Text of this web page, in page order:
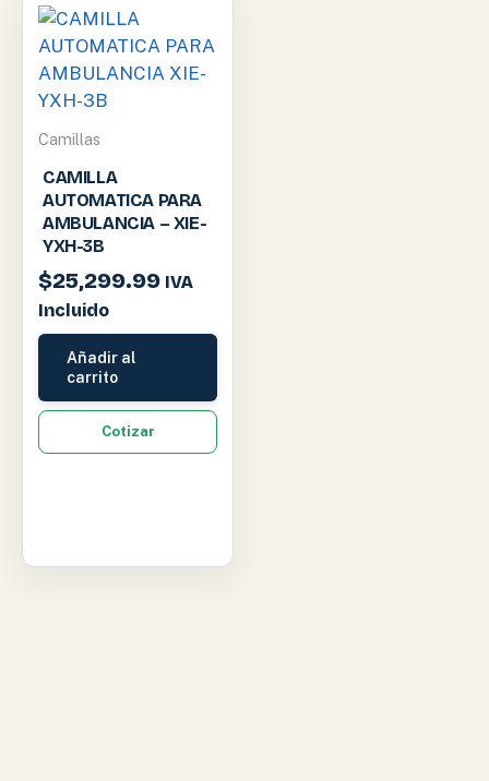
Camillas
CAMILLA
AUTOMATICA PARA
AMBULANCIA – XIE-
YXH-3B
$25,299.99 IVA
Incluido
Añadir al
carrito
Cotizar